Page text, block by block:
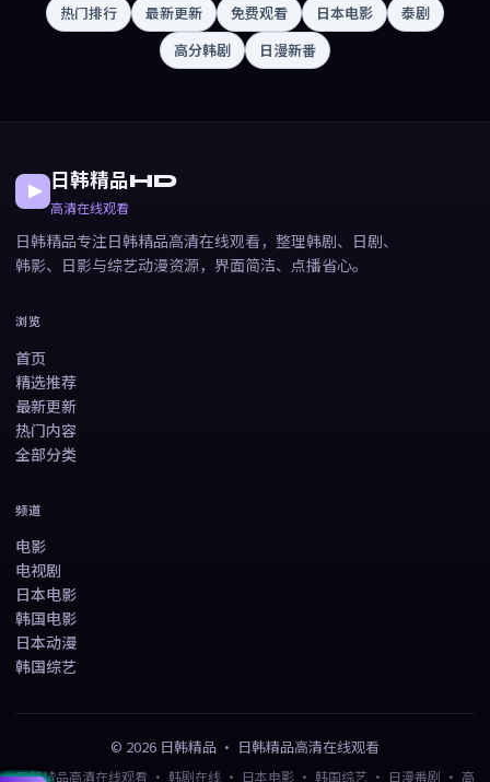
热门排行
最新更新 免费观看 日本电影
泰剧
高分韩剧
日漫新番
日韩精品HD
高清在线观看
日韩精品专注日韩精品高清在线观看，整理韩剧、日剧、
韩影、日影与综艺动漫资源，界面简洁、点播省心。
浏览
首页
精选推荐
最新更新
热门内容
全部分类
频道
电影
电视剧
日本电影
韩国电影
日本动漫
韩国综艺
© 2026 日韩精品 · 日韩精品高清在线观看
日韩精品高清在线观看 · 韩剧在线 · 日本电影 · 韩国综艺 · 日漫番剧 · 高